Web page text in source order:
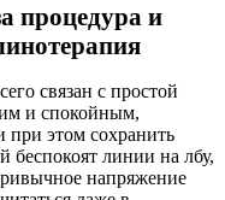
процедура и
связан с простой
и спокойным,
этом сохранить
линии на лбу,
напряжение